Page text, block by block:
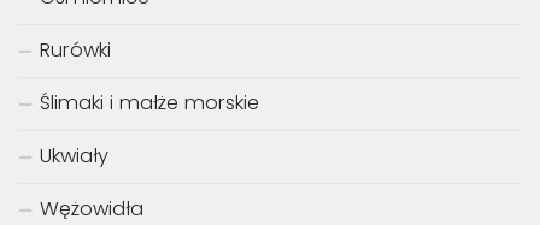
Rurówki
Ślimaki i małże morskie
Ukwiały
Wężowidła